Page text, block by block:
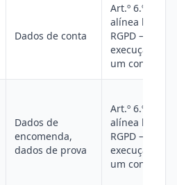
Dados de conta
Art.º 6.º, n.º 1,
alínea b), do
RGPD —
execução de
um contrato
Dados de
encomenda,
dados de prova
Art.º 6.º, n.º 1,
alínea b), do
RGPD —
execução de
um contrato